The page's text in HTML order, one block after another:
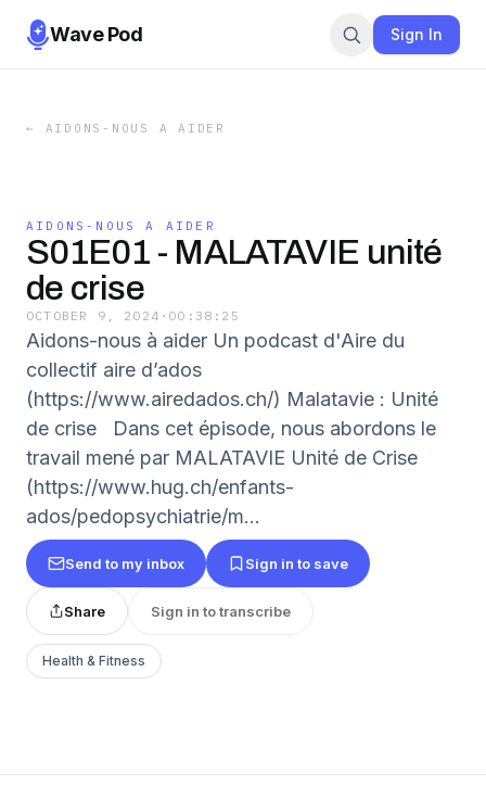
Wave Pod Sign In
← AIDONS-NOUS A AIDER
AIDONS-NOUS A AIDER
S01E01 - MALATAVIE unité
de crise
OCTOBER 9, 2024 · 00:38:25
Aidons-nous à aider Un podcast d'Aire du
collectif aire d’ados
(https://www.airedados.ch/) Malatavie : Unité
de crise Dans cet épisode, nous abordons le
travail mené par MALATAVIE Unité de Crise
(https://www.hug.ch/enfants-
ados/pedopsychiatrie/m...
Send to my inbox Sign in to save
Share Sign in to transcribe
Health & Fitness